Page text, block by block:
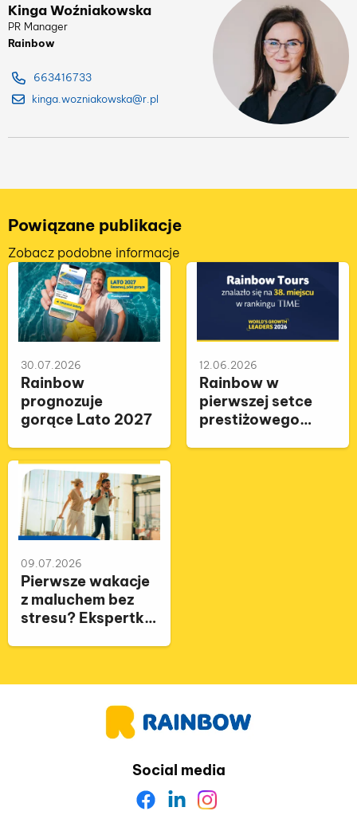
Kinga Woźniakowska
PR Manager
Rainbow
663416733
kinga.wozniakowska@r.pl
Powiązane publikacje
Zobacz podobne informacje
30.07.2026
Rainbow
prognozuje
gorące Lato 2027
12.06.2026
Rainbow w
pierwszej setce
prestiżowego
09.07.2026
Pierwsze wakacje
z maluchem bez
stresu? Ekspertki
Social media